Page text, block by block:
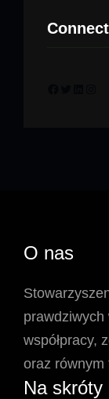
O nas
prawdziwych
współpracy,
oraz równym
Na skróty